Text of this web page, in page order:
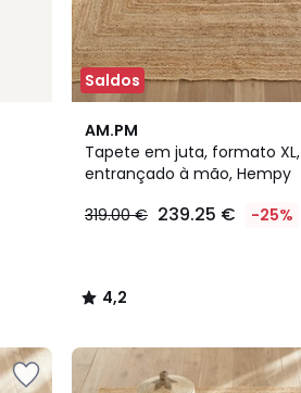
Saldos
AM.PM
Tapete em juta, formato XL,
entrançado à mão, Hempy
319.00 € 239.25 € -25%
4,2
/ 5
4,2
/